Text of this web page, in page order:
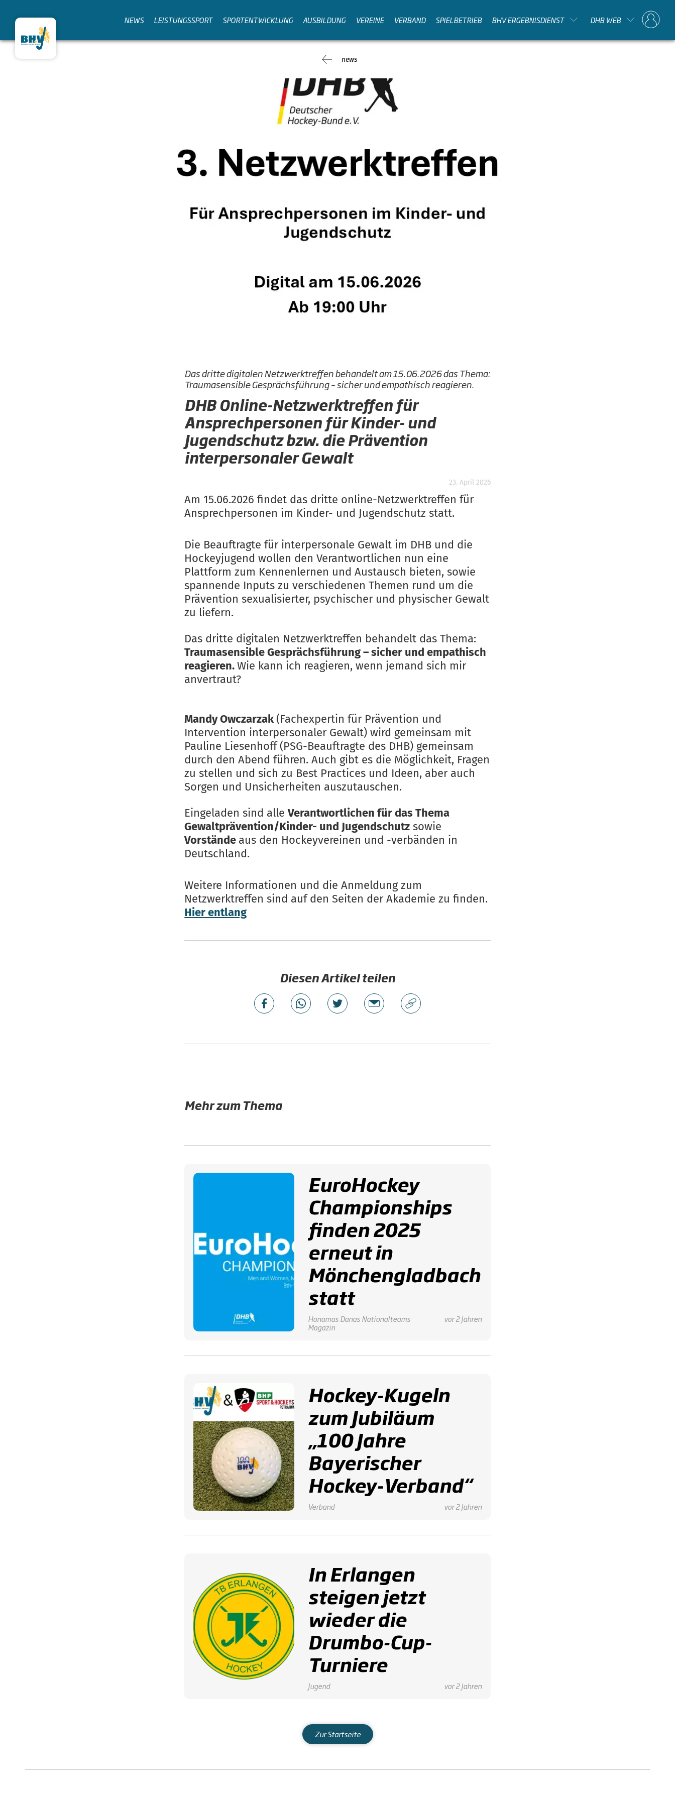
NEWS LEISTUNGSSPORT SPORTENTWICKLUNG AUSBILDUNG VEREINE VERBAND SPIELBETRIEB BHV ERGEBNISDIENST DHB WEB
news
Das dritte digitalen Netzwerktreffen behandelt am 15.06.2026 das Thema:
Traumasensible Gesprächsführung – sicher und empathisch reagieren.
DHB Online-Netzwerktreffen für
Ansprechpersonen für Kinder- und
Jugendschutz bzw. die Prävention
interpersonaler Gewalt
23. April 2026
Am 15.06.2026 findet das dritte online-Netzwerktreffen für
Ansprechpersonen im Kinder- und Jugendschutz statt.
Die Beauftragte für interpersonale Gewalt im DHB und die
Hockeyjugend wollen den Verantwortlichen nun eine
Plattform zum Kennenlernen und Austausch bieten, sowie
spannende Inputs zu verschiedenen Themen rund um die
Prävention sexualisierter, psychischer und physischer Gewalt
zu liefern.
Das dritte digitalen Netzwerktreffen behandelt das Thema:
Traumasensible Gesprächsführung – sicher und empathisch
reagieren.Wie kann ich reagieren, wenn jemand sich mir
anvertraut?
Mandy Owczarzak (Fachexpertin für Prävention und
Intervention interpersonaler Gewalt) wird gemeinsam mit
Pauline Liesenhoff (PSG-Beauftragte des DHB) gemeinsam
durch den Abend führen. Auch gibt es die Möglichkeit, Fragen
zu stellen und sich zu Best Practices und Ideen, aber auch
Sorgen und Unsicherheiten auszutauschen.
Eingeladen sind alleVerantwortlichen für das Thema
Gewaltprävention/Kinder- und Jugendschutz sowie
Vorstände aus den Hockeyvereinen und -verbänden in
Deutschland.
Weitere Informationen und die Anmeldung zum
Netzwerktreffen sind auf den Seiten der Akademie zu finden.
Hier entlang
Diesen Artikel teilen
Mehr zum Thema
EuroHockey
Championships
finden 2025
erneut in
Mönchengladbach
statt
HonamasDanasNationalteams
Magazin
vor 2 Jahren
Hockey-Kugeln
zum Jubiläum
„100 Jahre
Bayerischer
Hockey-Verband“
Verband vor 2 Jahren
In Erlangen
steigen jetzt
wieder die
Drumbo-Cup-
Turniere
Jugend vor 2 Jahren
Zur Startseite